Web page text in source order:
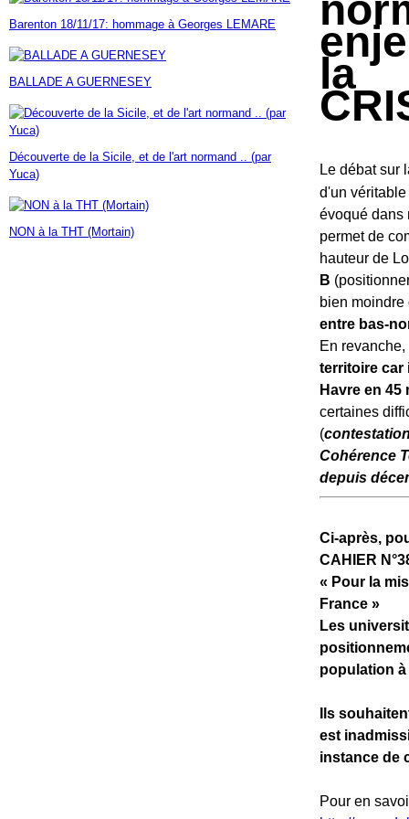
Janvier(7)
Février(9)
Janvier(18)
Mars(60)
Février(24)
Janvier(23)
Avril(14)
Mars (17)
Février(46)
Janvier (35)
Barenton 18/11/17: hommage à Georges LEMARE
BALLADE A GUERNESEY
Découverte de la Sicile, et de l'art normand .. (par
Yuca)
NON à la THT (Mortain)
la
Le débat sur
d'un véritable
évoqué dans
permet de
hauteur de
B
bien moindre
entre bas-
En revanche,
territoire car
Havre en
certaines
(
Cohérence
depuis
Ci-après,
CAHIER
« Pour la
France »
Les
population
Ils
est
instance de
Pour en